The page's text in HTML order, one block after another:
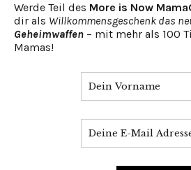
Werde Teil des More is Now
dir als Willkommensgeschenk das
Geheimwaffen – mit mehr als 100
Mamas!